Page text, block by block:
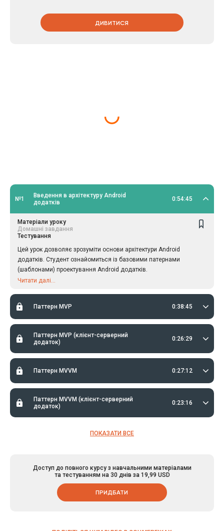
ДИВИТИСЯ
№1
Введення в архітектуру Android
додатків
0:54:45
Матеріали уроку
Домашні завдання
Тестування
Цей урок дозволяє зрозуміти основи архітектури Android
додатків. Студент ознайомиться із базовими патернами
(шаблонами) проектування Android додатків.
Читати далі...
Паттерн MVP 0:38:45
Паттерн MVP (клієнт-серверний
додаток)
0:26:29
Паттерн MVVM 0:27:12
Паттерн MVVM (клієнт-серверний
додаток)
0:23:16
ПОКАЗАТИ ВСЕ
Доступ до повного курсу з навчальними матеріалами
та тестуванням на 30 днів за 19,99 USD
ПРИДБАТИ